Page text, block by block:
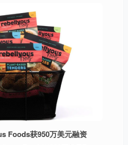
Foods获950万美元融资